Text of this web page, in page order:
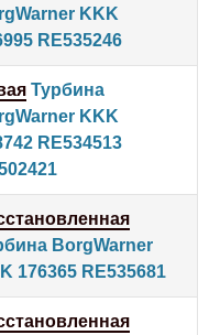
KKK
RE535246
Турбина
KKK
RE534513
BorgWarner
176365 RE535681